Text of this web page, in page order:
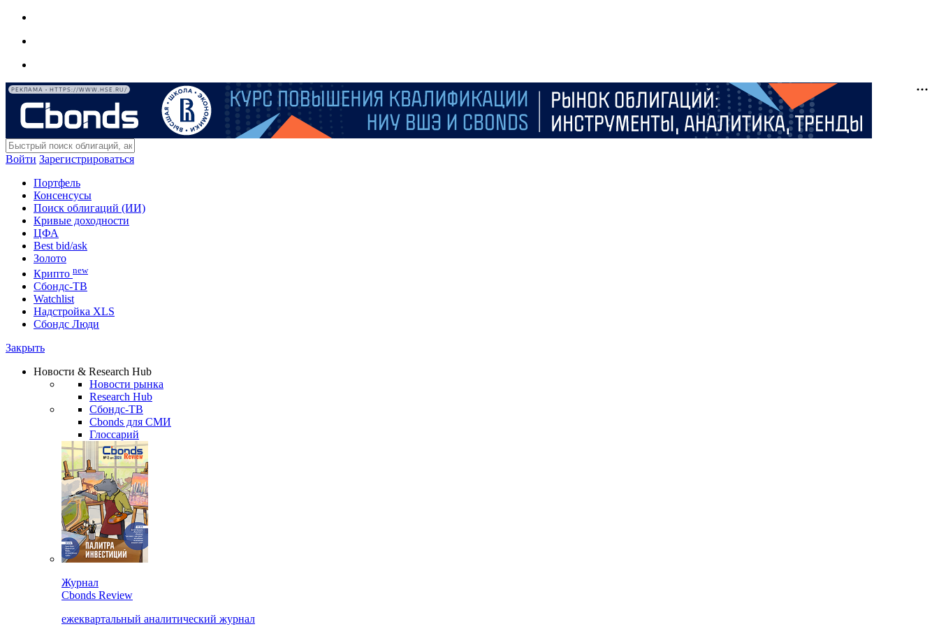
РЕКЛАМА • HTTPS://WWW.HSE.RU/
Войти Зарегистрироваться
Портфель
Консенсусы
Поиск облигаций (ИИ)
Кривые доходности
ЦФА
Best bid/ask
Золото
Крипто new
Сбондс-ТВ
Watchlist
Надстройка XLS
Сбондс Люди
Закрыть
Новости & Research Hub
Новости рынка
Research Hub
Сбондс-ТВ
Cbonds для СМИ
Глоссарий
Журнал
Cbonds Review
ежеквартальный аналитический журнал